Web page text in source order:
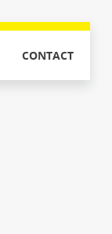
CONTACT